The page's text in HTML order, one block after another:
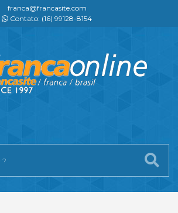
franca@francasite.com
Contato: (16) 99128-8154